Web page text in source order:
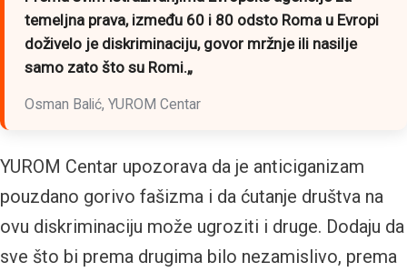
temeljna prava, između 60 i 80 odsto Roma u Evropi
doživelo je diskriminaciju, govor mržnje ili nasilje
samo zato što su Romi.„
Osman Balić, YUROM Centar
YUROM Centar upozorava da je anticiganizam
pouzdano gorivo fašizma i da ćutanje društva na
ovu diskriminaciju može ugroziti i druge. Dodaju da
sve što bi prema drugima bilo nezamislivo, prema